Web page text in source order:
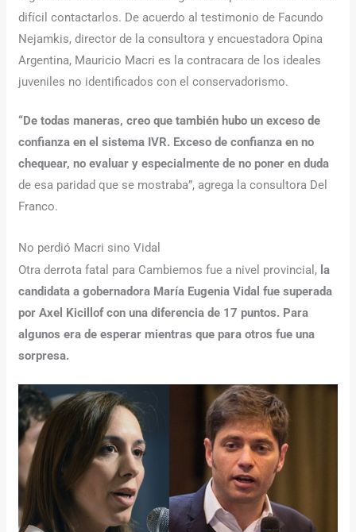
difícil contactarlos. De acuerdo al testimonio de Facundo
Nejamkis, director de la consultora y encuestadora Opina
Argentina, Mauricio Macri es la contracara de los ideales
juveniles no identificados con el conservadorismo.
“De todas maneras, creo que también hubo un exceso de
confianza en el sistema IVR. Exceso de confianza en no
chequear, no evaluar y especialmente de no poner en duda
de esa paridad que se mostraba”, agrega la consultora Del
Franco.
No perdió Macri sino Vidal
Otra derrota fatal para Cambiemos fue a nivel provincial, la
candidata a gobernadora María Eugenia Vidal fue superada
por Axel Kicillof con una diferencia de 17 puntos. Para
algunos era de esperar mientras que para otros fue una
sorpresa.